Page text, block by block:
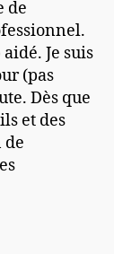
de
Je suis
(pas
Dès que
et des